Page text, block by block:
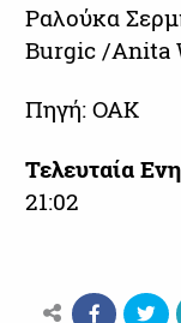
Ραλούκα
Burgic /Anita
Πηγή: ΟΑΚ
Τελευταία
21:02